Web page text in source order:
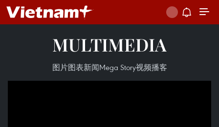
MULTIMEDIA
图片图表新闻Mega Story视频播客